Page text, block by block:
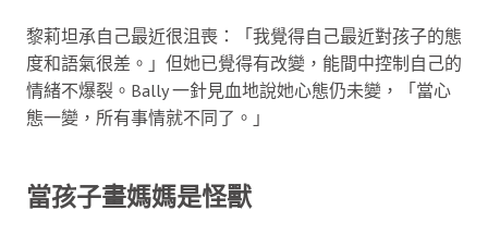
黎莉坦承自己最近很沮喪：「我覺得自己最近對孩子的態
度和語氣很差。」但她已覺得有改變，能間中控制自己的
情緒不爆裂。Bally 一針見血地說她心態仍未變，「當心
態一變，所有事情就不同了。」
當孩子畫媽媽是怪獸